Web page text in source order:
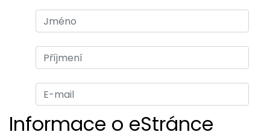
Informace o eStránce